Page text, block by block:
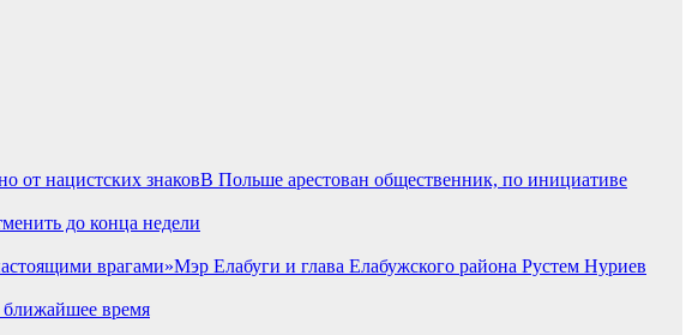
В Польше арестован общественник, по инициативе
до конца недели
Мэр Елабуги и глава Елабужского района Рустем Нуриев
ближайшее время